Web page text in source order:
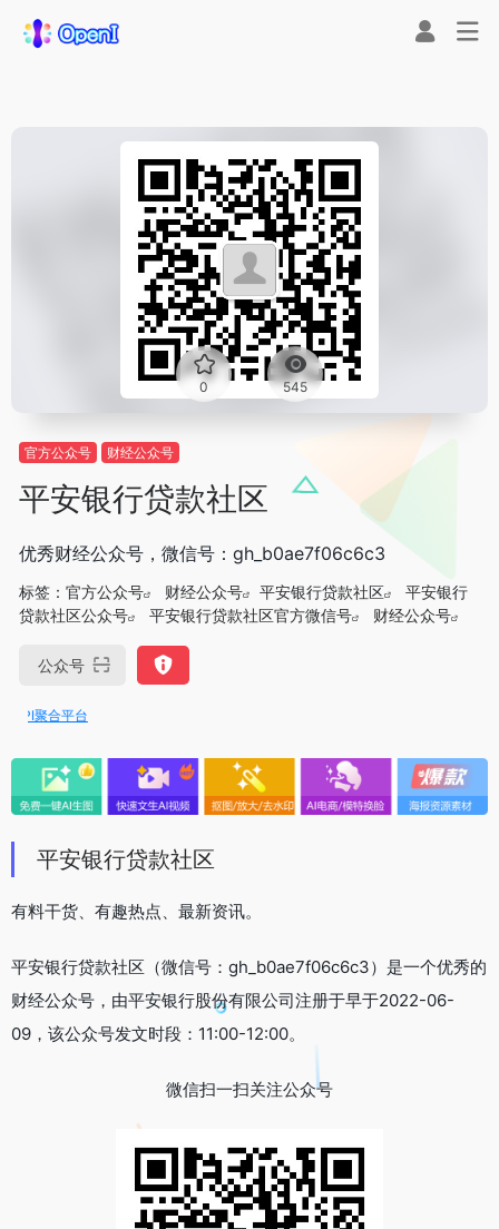
0 545
官方公众号 财经公众号
平安银行贷款社区
优秀财经公众号，微信号：gh_b0ae7f06c6c3
标签： 官方公众号 财经公众号 平安银行贷款社区
平安银行
贷款社区公众号
平安银行贷款社区官方微信号 财经公众号
公众号
聚合平台
平安银行贷款社区
有料干货、有趣热点、最新资讯。
平安银行贷款社区（微信号：gh_b0ae7f06c6c3）是一个优秀的
财经公众号，由平安银行股份有限公司注册于早于2022-06-
09，该公众号发文时段：11:00-12:00。
微信扫一扫关注公众号